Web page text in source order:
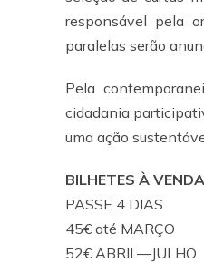
responsável pela
paralelas serão
Pela
cidadania
uma ação
BILHETES À
PASSE 4 DIAS
45€ até MARÇO
52€ ABRIL—JULHO